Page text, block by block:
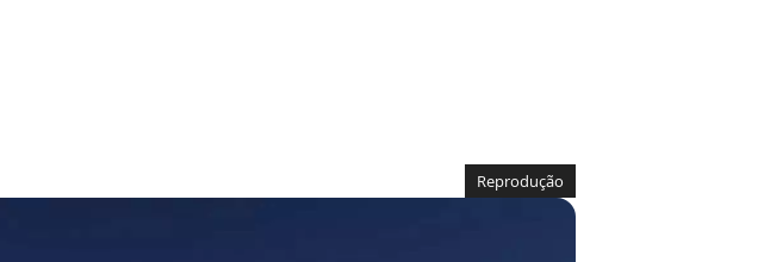
Reprodução